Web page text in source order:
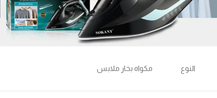
النوع مكواه بخار ملابس